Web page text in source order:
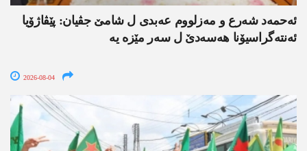
ئەحمەد شەرع و مەزلووم عەبدی ل شامێ جڤیان: پێڤاژۆیا
ئەنتەگراسیۆنا ھەسەدێ ل سەر مێزە یە
2026-08-04